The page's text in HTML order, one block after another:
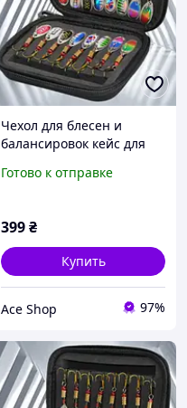
Чехол для блесен и
балансировок кейс для
блесен сумка для
чехол
Готово к отправке
399₴
Купить
Ace Shop 97%